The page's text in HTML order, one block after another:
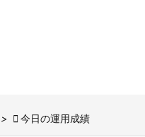
>  今日の運用成績